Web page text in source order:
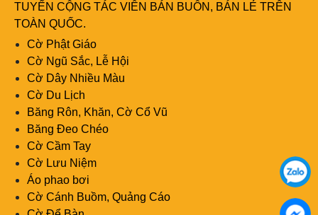
TUYỂN CỘNG TÁC VIÊN BÁN BUÔN, BÁN LẺ TRÊN
TOÀN QUỐC.
Cờ Phật Giáo
Cờ Ngũ Sắc, Lễ Hội
Cờ Dây Nhiều Màu
Cờ Du Lịch
Băng Rôn, Khăn, Cờ Cổ Vũ
Băng Đeo Chéo
Cờ Cầm Tay
Cờ Lưu Niệm
Áo phao bơi
Cờ Cánh Buồm, Quảng Cáo